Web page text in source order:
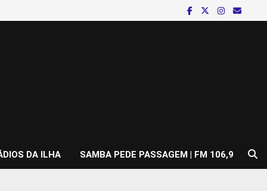
DA ILHA SAMBA PEDE PASSAGEM | FM 106,9